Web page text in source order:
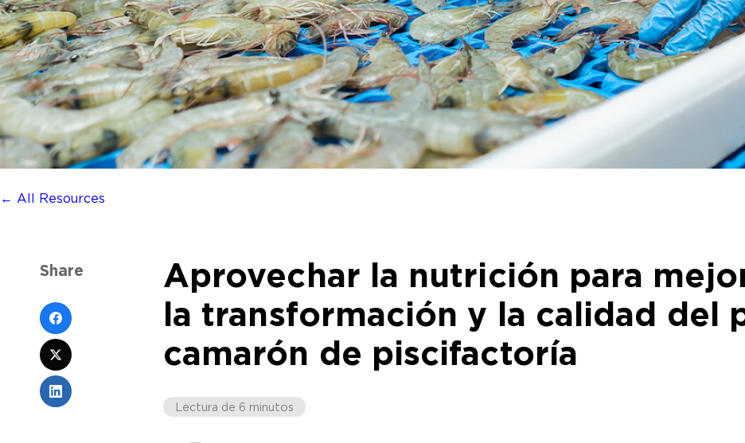
← All Resources
Aprovechar la nutrición para
la transformación y la calidad del
camarón de piscifactoría
Lectura de 6 minutos
Share